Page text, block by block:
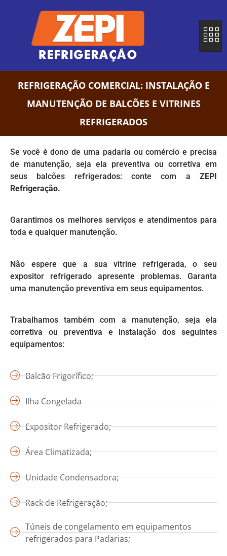
REFRIGERAÇÃO COMERCIAL: INSTALAÇÃO E
MANUTENÇÃO DE BALCÕES E VITRINES
REFRIGERADOS
Se você é dono de uma padaria ou comércio e precisa
de manutenção, seja ela preventiva ou corretiva em
seus balcões refrigerados: conte com a ZEPI
Refrigeração.
Garantimos os melhores serviços e atendimentos para
toda e qualquer manutenção.
Não espere que a sua vitrine refrigerada, o seu
expositor refrigerado apresente problemas. Garanta
uma manutenção preventiva em seus equipamentos.
Trabalhamos também com a manutenção, seja ela
corretiva ou preventiva e instalação dos seguintes
equipamentos:
Balcão Frigorífico;
Ilha Congelada
Expositor Refrigerado;
Área Climatizada;
Unidade Condensadora;
Rack de Refrigeração;
Túneis de congelamento em equipamentos
refrigerados para Padarias;